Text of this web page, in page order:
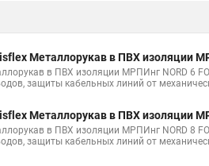
Металлорукав в ПВХ изоляции
в ПВХ изоляции МРПИнг NORD 6
защиты кабельных линий от
Металлорукав в ПВХ изоляции
в ПВХ изоляции МРПИнг NORD 8
защиты кабельных линий от